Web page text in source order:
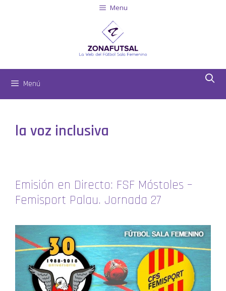
Menu
Menú
la voz inclusiva
Emisión en Directo: FSF Móstoles –
Femisport Palau. Jornada 27